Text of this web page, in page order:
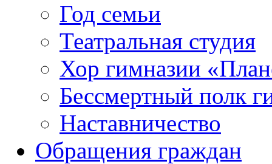
Год семьи
Театральная студия
Хор гимназии
Бессмертный полк
Наставничество
Обращения граждан